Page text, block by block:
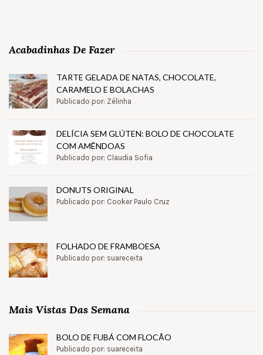
Acabadinhas De Fazer
TARTE GELADA DE NATAS, CHOCOLATE,
CARAMELO E BOLACHAS
Publicado por: Zélinha
DELÍCIA SEM GLÚTEN: BOLO DE CHOCOLATE
COM AMÊNDOAS
Publicado por: Claudia Sofia
DONUTS ORIGINAL
Publicado por: Cooker Paulo Cruz
FOLHADO DE FRAMBOESA
Publicado por: suareceita
Mais Vistas Das Semana
BOLO DE FUBÁ COM FLOCÃO
Publicado por: suareceita